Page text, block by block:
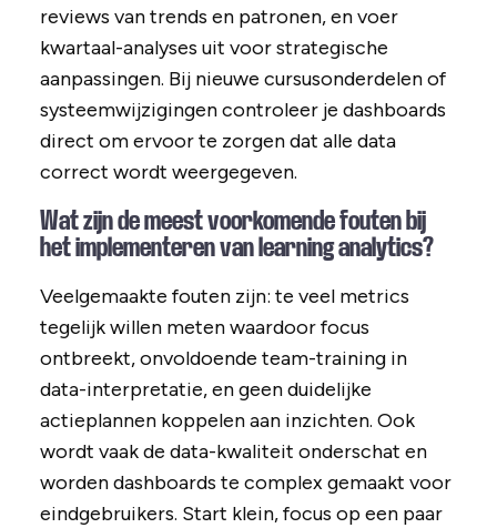
reviews van trends en patronen, en voer
kwartaal-analyses uit voor strategische
aanpassingen. Bij nieuwe cursusonderdelen of
systeemwijzigingen controleer je dashboards
direct om ervoor te zorgen dat alle data
correct wordt weergegeven.
Wat zijn de meest voorkomende fouten bij
het implementeren van learning analytics?
Veelgemaakte fouten zijn: te veel metrics
tegelijk willen meten waardoor focus
ontbreekt, onvoldoende team-training in
data-interpretatie, en geen duidelijke
actieplannen koppelen aan inzichten. Ook
wordt vaak de data-kwaliteit onderschat en
worden dashboards te complex gemaakt voor
eindgebruikers. Start klein, focus op een paar